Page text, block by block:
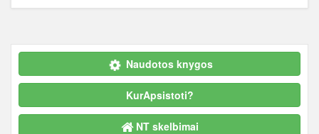
Naudotos knygos
KurApsistoti?
NT skelbimai